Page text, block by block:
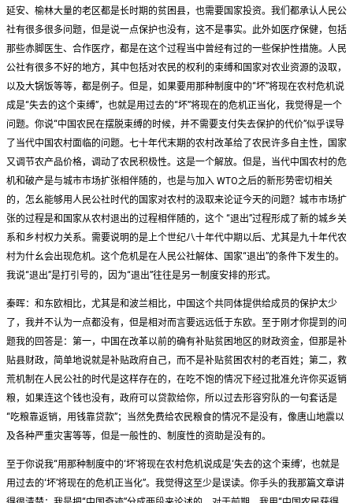
延安、榆林大量的老区都是长时期的贫困县，也需要国家投资。我们都承认人民公
社有很多很多问题，但是说一点保护也没有，这不是事实。此外如医疗保健，包括
那些赤脚医生、合作医疗，都是在这个过程当中曾经有过的一些保护性措施。人民
公社有很多不好的地方，其中包括对农民的权利的束缚和国家对农业资源的汲取，
以及大锅饭等等，都是例子。但是，如果要用那种制度中的“坏”将现在农村危机说
成是“失去的这个束缚”，也就是用过去的“坏”将现在的危机正当化，我觉得是一个
问题。你说“中国农民在摆脱束缚的时候，并不需要支付失去保护的代价”似乎误导
了当代中国农村面临的问题。七十年代末期的农村改革给了农民许多自主性，国家
又调节农产品价格，调动了农民积极性。这是一个解放。但是，当代中国农村的危
机和破产是与城市市场扩张相伴随的，也是与加入 WTO之后的新形势密切相关
的，怎幺能够用人民公社时代的国家对农村的汲取来论证今天的问题？城市市场扩
张的过程是和国家从农村退出的过程相伴随的，这个 “退出”过程形成了新的城乡关
系和乡村权力关系。需要说明的是上个世纪八十年代中期以后、尤其是九十年代农
村为什幺会出现危机。这个危机是在人民公社解体、国家“退出”的条件下发生的。
我说“退出”是打引号的，因为“退出”往往是另一制度安排的形式。
秦晖：和东欧相比，尤其是和波兰相比，中国这个共同体提供给成员的保护太少
了，我并不认为一点都没有，但是相对而言要远远低于东欧。至于刚才你提到的问
题我的回答是：第一，中国在改革以前的确有补贴贫困地区的财政资金，但那是补
贴县财政，简单地说就是补贴政府自己，而不是补贴贫困农村的老百姓；第二，救
荒机制在人民公社的时代是这样存在的，在吃不饱的情况下经过批准允许你买返销
粮，如果连这个钱也没有，政府可以贷款给你，所以过去形容穷队的一句套话是
“吃粮靠返销，用钱靠贷款”；当然免费给农民粮食的情况不是没有，像唐山地震以
及各种严重灾害等等，但是一般性的、制度性的资助是没有的。
至于你说我“用那种制度中的‘坏’将现在农村危机说成是‘失去的这个束缚’，也就是
用过去的‘坏’将现在的危机正当化”。我觉得这至少是误读。你手头的我那篇文章讲